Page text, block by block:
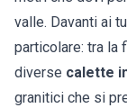
valle. Davanti ai
particolare: tra la
diverse calette
granitici che si